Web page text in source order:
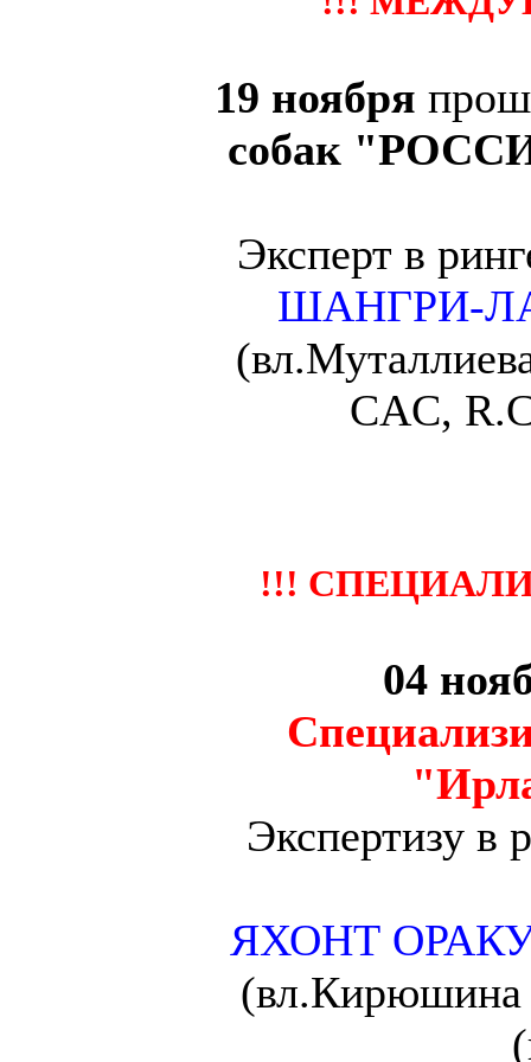
19 ноября
собак
Эксперт в
ШАНГРИ-
CAC,
!!!
04
Экспертизу в
ЯХОНТ
(вл.Кирюшина